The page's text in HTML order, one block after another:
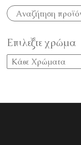
Επιλεξτε χρώμα